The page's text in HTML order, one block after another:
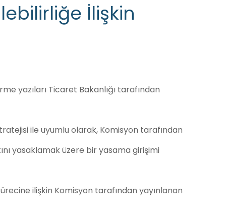
İlişkin
yazıları Ticaret Bakanlığı tarafından
ile uyumlu olarak, Komisyon tarafından
yasaklamak üzere bir yasama girişimi
ilişkin Komisyon tarafından yayınlanan